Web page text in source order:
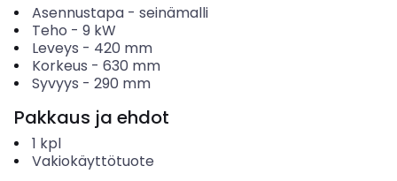
Asennustapa- seinämalli
Teho - 9 kW
Leveys - 420 mm
Korkeus - 630 mm
Syvyys - 290 mm
Pakkaus ja ehdot
1 kpl
Vakiokäyttötuote